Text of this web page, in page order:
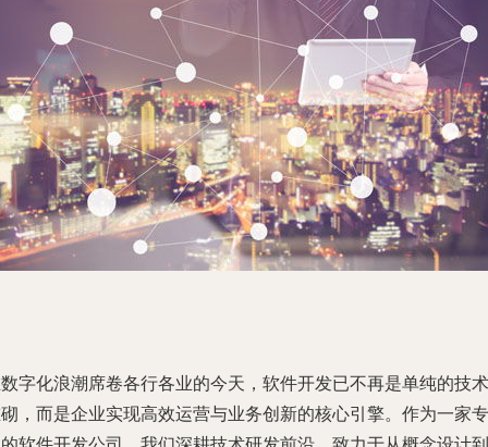
字化浪潮席卷各行各业的今天，软件开发已不再是单纯的技术
，而是企业实现高效运营与业务创新的核心引擎。作为一家专